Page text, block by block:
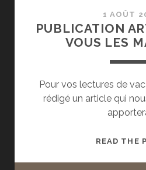
1 AOÛT
PUBLICATION
VOUS LES
Pour vos lectures de
rédigé un article qui
READ THE